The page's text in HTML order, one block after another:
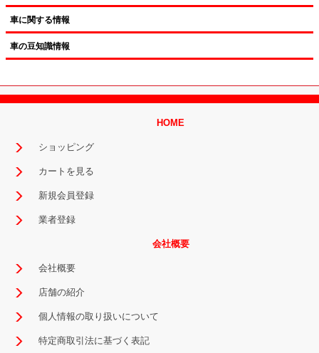
車に関する情報
車の豆知識情報
HOME
ショッピング
カートを見る
新規会員登録
業者登録
会社概要
会社概要
店舗の紹介
個人情報の取り扱いについて
特定商取引法に基づく表記